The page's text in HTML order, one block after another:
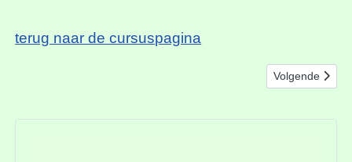
terug naar de cursuspagina
Volgende
Volgende